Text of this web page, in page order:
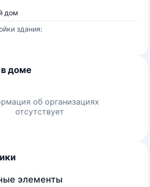
дом
здания:
доме
об организациях
отсутствует
элементы